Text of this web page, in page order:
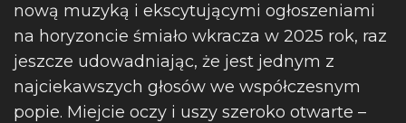
nową muzyką i ekscytującymi ogłoszeniami
na horyzoncie śmiało wkracza w 2025 rok, raz
jeszcze udowadniając, że jest jednym z
najciekawszych głosów we współczesnym
popie. Miejcie oczy i uszy szeroko otwarte –